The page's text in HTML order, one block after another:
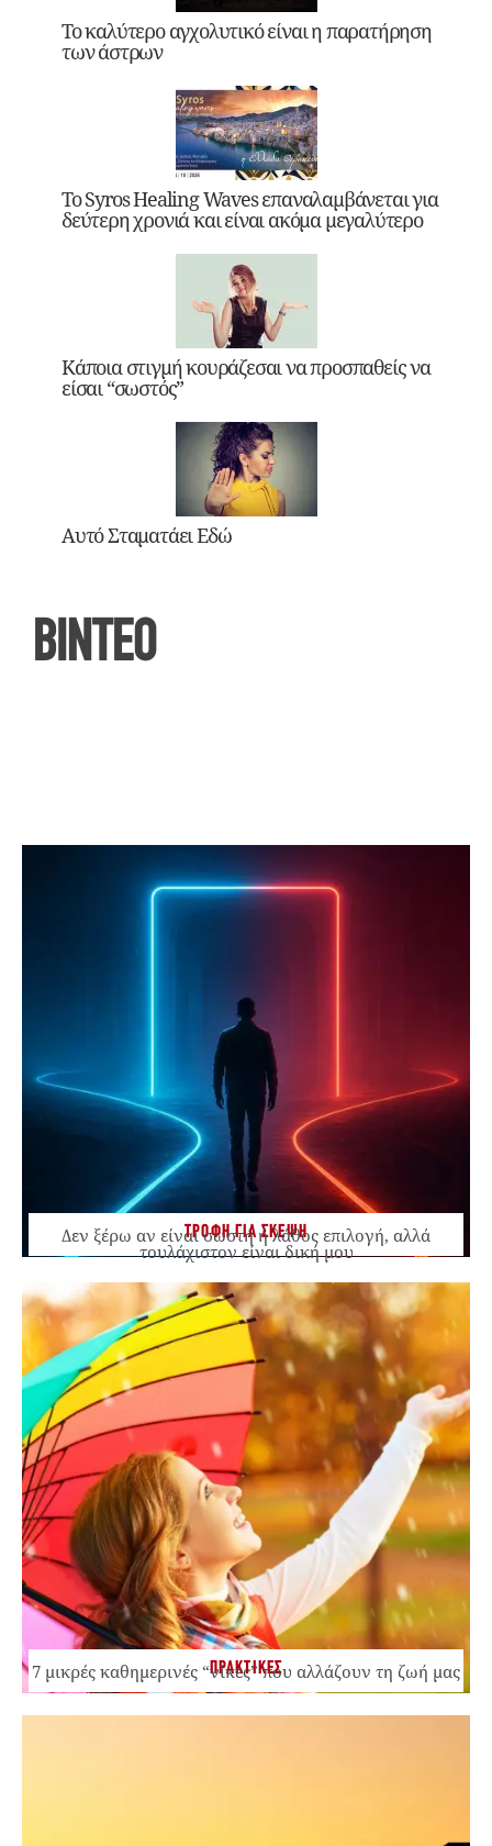
Το καλύτερο αγχολυτικό είναι η παρατήρηση
των άστρων
Το Syros Healing Waves επαναλαμβάνεται για
δεύτερη χρονιά και είναι ακόμα μεγαλύτερο
Κάποια στιγμή κουράζεσαι να προσπαθείς να
είσαι “σωστός”
Αυτό Σταματάει Εδώ
ΒΙΝΤΕΟ
ΤΡΟΦΗ ΓΙΑ ΣΚΕΨΗ
Δεν ξέρω αν είναι σωστή ή λάθος επιλογή, αλλά
τουλάχιστον είναι δική μου
ΠΡΑΚΤΙΚΕΣ
7 μικρές καθημερινές “νίκες” που αλλάζουν τη ζωή μας